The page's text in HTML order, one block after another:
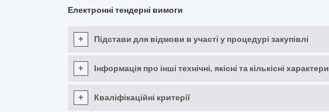
Електронні тендерні вимоги
+ Підстави для відмови в участі у процедурі закупівлі
+ Інформація про інші технічні, якісні та кількісні
+ Кваліфікаційні критерії